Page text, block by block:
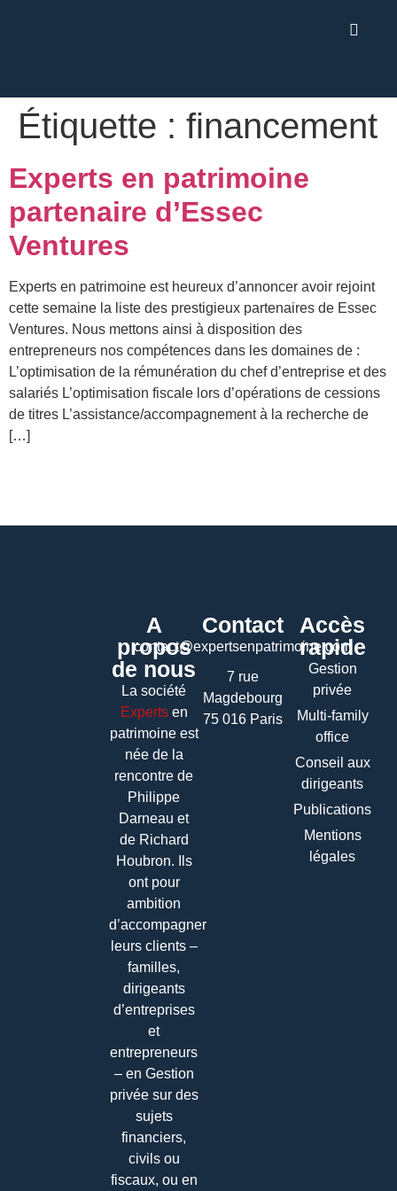
Étiquette : financement
Experts en patrimoine
partenaire d’Essec
Ventures
Experts en patrimoine est heureux d’annoncer avoir rejoint
cette semaine la liste des prestigieux partenaires de Essec
Ventures. Nous mettons ainsi à disposition des
entrepreneurs nos compétences dans les domaines de :
L’optimisation de la rémunération du chef d’entreprise et des
salariés L’optimisation fiscale lors d’opérations de cessions
de titres L’assistance/accompagnement à la recherche de
[…]
A
propos
de nous
La société
Expertsen
patrimoine est
née de la
rencontre de
Philippe
Darneau et
de Richard
Houbron. Ils
ont pour
ambition
d’accompagner
leurs clients –
familles,
dirigeants
d’entreprises
et
entrepreneurs
– en Gestion
privée sur des
sujets
financiers,
civils ou
fiscaux, ou en
Contact
contact@expertsenpatrimoine.com
7 rue
Magdebourg
75 016 Paris
Accès
rapide
Gestion
privée
Multi-family
office
Conseil aux
dirigeants
Publications
Mentions
légales